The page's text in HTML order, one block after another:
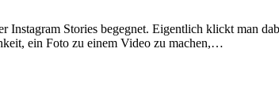
Stories begegnet. Eigentlich klickt man
ein Foto zu einem Video zu machen,…